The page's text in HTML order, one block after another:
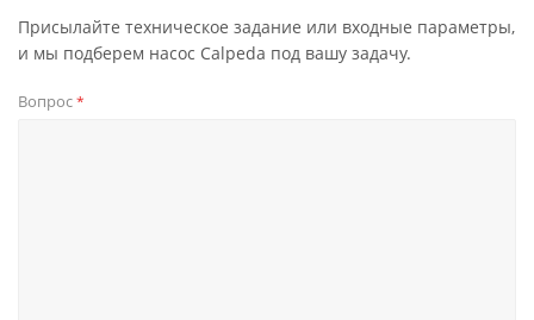
Присылайте техническое задание или входные параметры,
и мы подберем насос Calpeda под вашу задачу.
Вопрос*